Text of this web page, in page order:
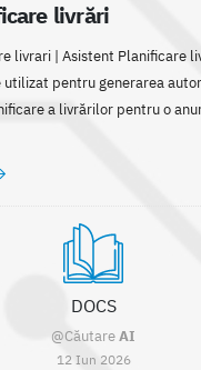
livrări
livrari | Asistent Planificare
pentru generarea
a livrărilor pentru o
DOCS
@CăutareAI
12 Iun 2026